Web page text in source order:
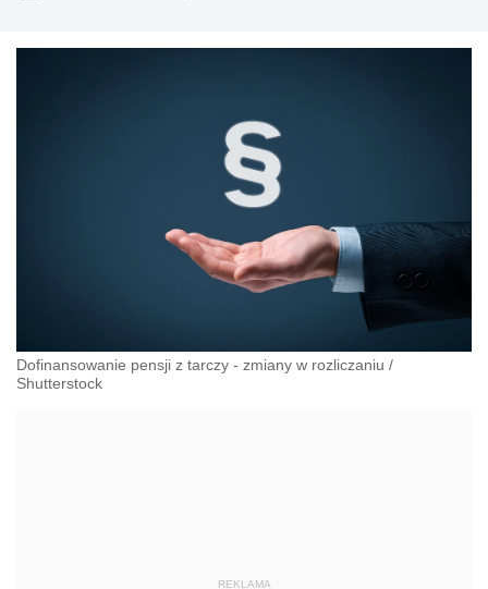
Dofinansowanie pensji z tarczy - zmiany w rozliczaniu /
Shutterstock